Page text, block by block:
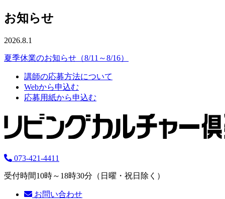
お知らせ
2026.8.1
夏季休業のお知らせ（8/11～8/16）
講師の応募方法について
Webから申込む
応募用紙から申込む
073-421-4411
受付時間10時～18時30分（日曜・祝日除く）
お問い合わせ